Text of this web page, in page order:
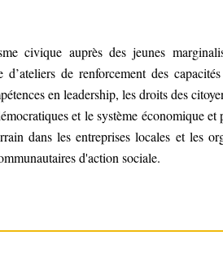
civique auprès des jeunes
d’ateliers de renforcement des
en leadership, les droits des
et le système économique
dans les entreprises locales et les
d'action sociale.